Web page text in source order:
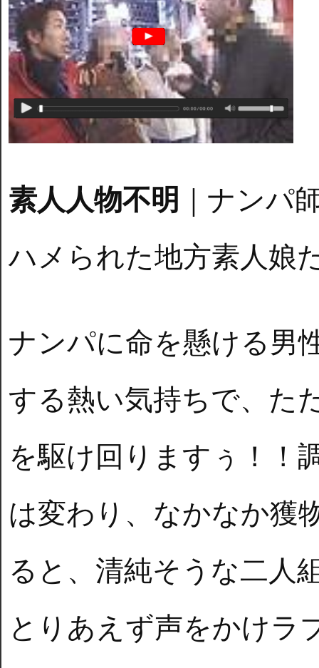
素人人物不明
｜ナンパ
ハメられた地方素人娘
ナンパに命を懸ける男
する熱い気持ちで、た
を駆け回りますぅ！！
は変わり、なかなか獲
ると、清純そうな二人
とりあえず声をかけラ